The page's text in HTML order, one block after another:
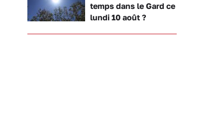
temps dans le Gard ce
lundi 10 août ?